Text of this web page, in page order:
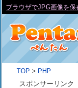
TOP > PHP
スポンサーリンク
ブラウザでJPG画像を